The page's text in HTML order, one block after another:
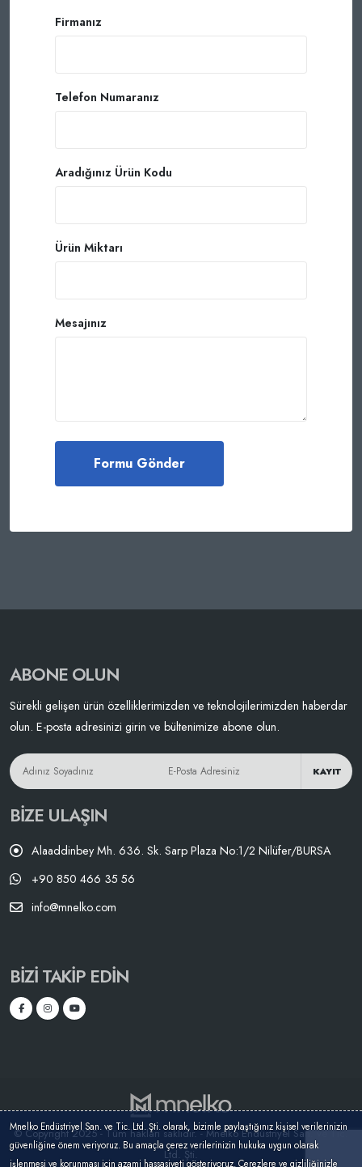
Firmanız
Telefon Numaranız
Aradığınız Ürün Kodu
Ürün Miktarı
Mesajınız
ABONE OLUN
Sürekli gelişen ürün özelliklerimizden ve teknolojilerimizden haberdar
olun. E-posta adresinizi girin ve bültenimize abone olun.
KAYIT
BIZE ULAŞIN
Alaaddinbey Mh. 636. Sk. Sarp Plaza No:1/2 Nilüfer/BURSA
+90 850 466 35 56
info@mnelko.com
BIZI TAKIP EDIN
© Copyright 2025 - Tüm hakları saklıdır. - Mnelko Endüstriyel San. ve Tic.
Ltd. Şti.
Mnelko Endüstriyel San. ve Tic. Ltd. Şti. olarak, bizimle paylaştığınız kişisel verilerinizin
güvenliğine önem veriyoruz. Bu amaçla çerez verilerinizin hukuka uygun olarak
işlenmesi ve korunması için azami hassasiyeti gösteriyoruz. Çerezlere ve gizliliğinizle